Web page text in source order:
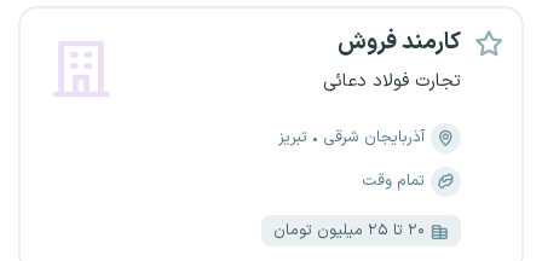
کارمند فروش
تجارت فولاد دعائی
آذربایجان شرقی
تبریز
تمام وقت
۲۰ تا ۲۵ میلیون تومان